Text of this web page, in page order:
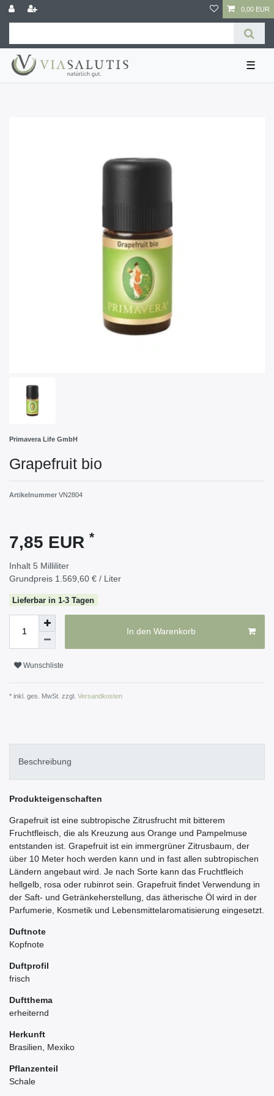
0,00 EUR
☰
Primavera Life GmbH
Grapefruit bio
Artikelnummer VN2804
7,85 EUR *
Inhalt 5 Milliliter
Grundpreis 1.569,60 € / Liter
Lieferbar in 1-3 Tagen
In den Warenkorb
Wunschliste
* inkl. ges. MwSt. zzgl. Versandkosten
Beschreibung
Produkteigenschaften
Grapefruit ist eine subtropische Zitrusfrucht mit bitterem
Fruchtfleisch, die als Kreuzung aus Orange und Pampelmuse
entstanden ist. Grapefruit ist ein immergrüner Zitrusbaum, der
über 10 Meter hoch werden kann und in fast allen subtropischen
Ländern angebaut wird. Je nach Sorte kann das Fruchtfleich
hellgelb, rosa oder rubinrot sein. Grapefruit findet Verwendung in
der Saft- und Getränkeherstellung, das ätherische Öl wird in der
Parfumerie, Kosmetik und Lebensmittelaromatisierung eingesetzt.
Duftnote
Kopfnote
Duftprofil
frisch
Duftthema
erheiternd
Herkunft
Brasilien, Mexiko
Pflanzenteil
Schale